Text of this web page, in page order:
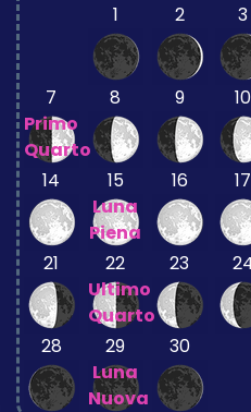
1 2 3
7
Primo
Quarto
8 9 10
14
15
Luna
Piena
16 17
21
22
Ultimo
Quarto
23
28
29
Luna
Nuova
30